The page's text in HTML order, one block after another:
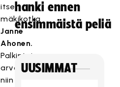
itse
mäkikotka
Janne
Ahonen.
Palkintoina
arvotaan
niin
hanki ennen
ensimmäistä peliä
UUSIMMAT